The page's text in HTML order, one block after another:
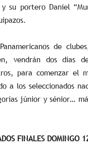
y su portero Daniel
de
vendrán dos días
para comenzar el
a los seleccionados
júnior y sénior…
FINALES DOMINGO